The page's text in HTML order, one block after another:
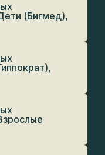
(Бигмед),